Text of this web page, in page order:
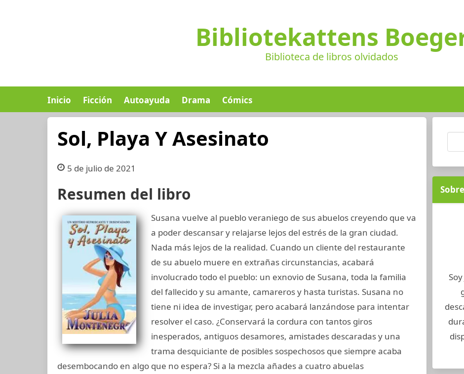
Bibliotekattens
Biblioteca de libros olvidados
Inicio Ficción Autoayuda Drama Cómics
Sol, Playa Y Asesinato
5 de julio de 2021
Resumen del libro
Susana vuelve al pueblo veraniego de sus abuelos creyendo que va
a poder descansar y relajarse lejos del estrés de la gran ciudad.
Nada más lejos de la realidad. Cuando un cliente del restaurante
de su abuelo muere en extrañas circunstancias, acabará
involucrado todo el pueblo: un exnovio de Susana, toda la familia
del fallecido y su amante, camareros y hasta turistas. Susana no
tiene ni idea de investigar, pero acabará lanzándose para intentar
resolver el caso. ¿Conservará la cordura con tantos giros
inesperados, antiguos desamores, amistades descaradas y una
trama desquiciante de posibles sospechosos que siempre acaba
desembocando en algo que no espera? Si a la mezcla añades a cuatro abuelas